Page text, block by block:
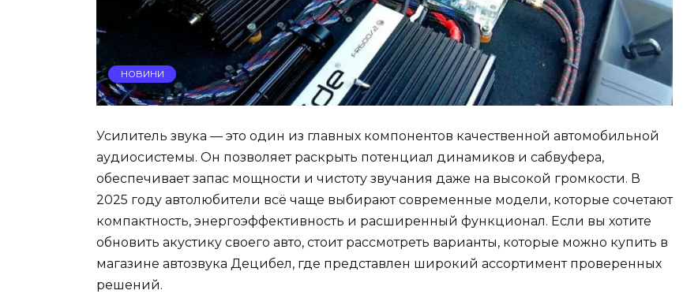
НОВИНИ
Усилитель звука — это один из главных компонентов качественной автомобильной
аудиосистемы. Он позволяет раскрыть потенциал динамиков и сабвуфера,
обеспечивает запас мощности и чистоту звучания даже на высокой громкости. В
2025 году автолюбители всё чаще выбирают современные модели, которые сочетают
компактность, энергоэффективность и расширенный функционал. Если вы хотите
обновить акустику своего авто, стоит рассмотреть варианты, которые можно купить в
магазине автозвука Децибел, где представлен широкий ассортимент проверенных
решений.